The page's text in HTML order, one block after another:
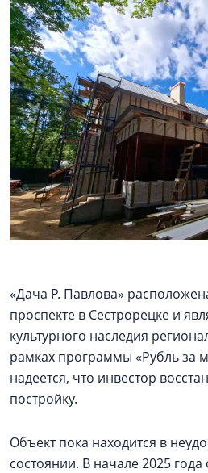
«Дача Р. Павлова»
проспекте в Сестрорецке и
культурного наследия
рамках программы «Рубль за
надеется, что инвестор
постройку.
Объект пока находится в
состоянии. В начале 2025